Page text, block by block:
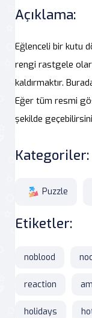
Açıklama:
Eğlenceli bir kutu
rengi rastgele
kaldırmaktır.
Eğer tüm resmi
şekilde
Kategoriler:
Puzzle
Etiketler:
noblood
reaction
holidays